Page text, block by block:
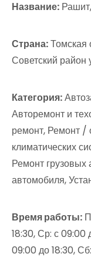
Название:
Страна:Томская
Советский район
Категория:
Авторемонт и
ремонт, Ремонт /
климатических
Ремонт грузовых
автомобиля,
Время работы:
18:30, Ср: с 09:00
09:00 до 18:30,